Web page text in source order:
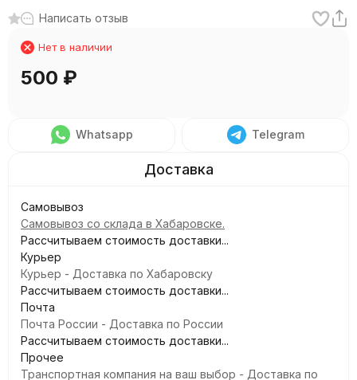
Написать отзыв
Нет в наличии
500 ₽
Whatsapp Telegram
Самовывоз
Самовывоз со склада в Хабаровске.
Рассчитываем стоимость доставки...
Курьер
Курьер - Доставка по Хабаровску
Рассчитываем стоимость доставки...
Почта
Почта России - Доставка по России
Рассчитываем стоимость доставки...
Прочее
Транспортная компания на ваш выбор - Доставка по